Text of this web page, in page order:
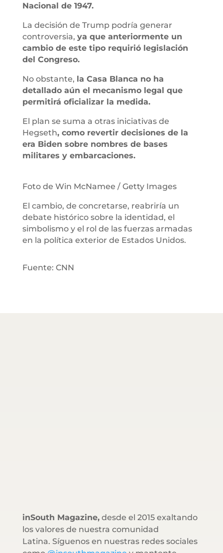
Nacional de 1947.
La decisión de Trump podría generar
controversia, ya que anteriormente un
cambio de este tipo requirió legislación
del Congreso.
No obstante, la Casa Blanca no ha
detallado aún el mecanismo legal que
permitirá oficializar la medida.
El plan se suma a otras iniciativas de
Hegseth, como revertir decisiones de la
era Biden sobre nombres de bases
militares y embarcaciones.
Foto de Win McNamee / Getty Images
El cambio, de concretarse, reabriría un
debate histórico sobre la identidad, el
simbolismo y el rol de las fuerzas armadas
en la política exterior de Estados Unidos.
Fuente: CNN
inSouth Magazine,desde el 2015 exaltando
los valores de nuestra comunidad
Latina. Síguenos en nuestras redes sociales